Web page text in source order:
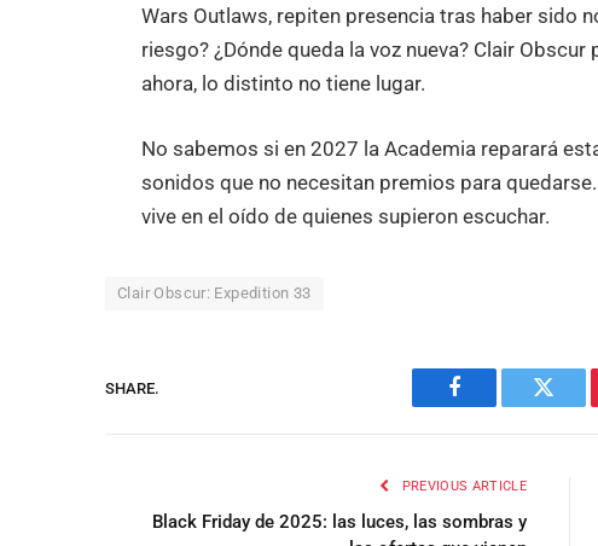
Wars Outlaws, repiten presencia tras haber sido
riesgo? ¿Dónde queda la voz nueva? Clair
ahora, lo distinto no tiene lugar.
No sabemos si en 2027 la Academia reparará
sonidos que no necesitan premios para
vive en el oído de quienes supieron escuchar.
Clair Obscur: Expedition 33
SHARE.
Facebook
PREVIOUS ARTICLE
Black Friday de 2025: las luces, las sombras y